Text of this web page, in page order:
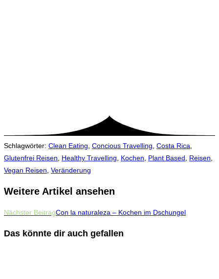
Schlagwörter: Clean Eating Concious Travelling Costa Rica
Glutenfrei Reisen
Healthy Travelling Kochen Plant Based Reisen
Vegan Reisen Veränderung
Weitere Artikel ansehen
Nächster BeitragCon la naturaleza – Kochen im Dschungel
Das könnte dir auch gefallen